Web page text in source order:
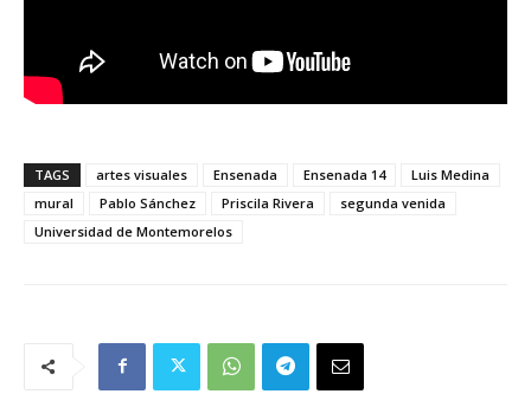
TAGS artes visuales Ensenada Ensenada 14
Luis Medina
mural
Pablo Sánchez Priscila Rivera
segunda venida
Universidad de Montemorelos